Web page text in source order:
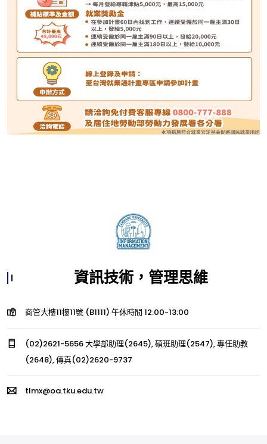
資訊技術，管理思維
商管大樓11樓11號 (B1111) 午休時間 12:00-13:00
(02)2621-5656 大學部助理(2645), 碩班助理(2547), 專任助教
(2648), 傳真(02)2620-9737
tlmx@oa.tku.edu.tw